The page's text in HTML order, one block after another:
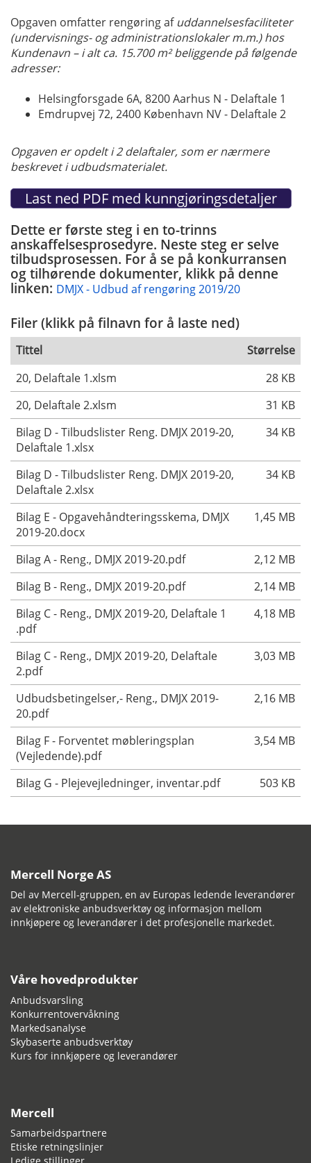
Opgaven omfatter rengøring af uddannelsesfaciliteter
(undervisnings- og administrationslokaler m.m.) hos
Kundenavn – i alt ca. 15.700 m² beliggende på følgende
adresser:
Helsingforsgade 6A, 8200 Aarhus N - Delaftale 1
Emdrupvej 72, 2400 København NV - Delaftale 2
Opgaven er opdelt i 2 delaftaler, som er nærmere
beskrevet i udbudsmaterialet.
Dette er første steg i en to-trinns
anskaffelsesprosedyre. Neste steg er selve
tilbudsprosessen. For å se på konkurransen
og tilhørende dokumenter, klikk på denne
linken: DMJX - Udbud af rengøring 2019/20
Filer (klikk på filnavn for å laste ned)
Tittel
Størrelse
20, Delaftale 1.xlsm
28 KB
20, Delaftale 2.xlsm
31 KB
Bilag D - Tilbudslister Reng. DMJX 2019-20,
Delaftale 1.xlsx
34 KB
Bilag D - Tilbudslister Reng. DMJX 2019-20,
Delaftale 2.xlsx
34 KB
Bilag E - Opgavehåndteringsskema, DMJX
2019-20.docx
1,45 MB
Bilag A - Reng., DMJX 2019-20.pdf
2,12 MB
Bilag B - Reng., DMJX 2019-20.pdf
2,14 MB
Bilag C - Reng., DMJX 2019-20, Delaftale 1
.pdf
4,18 MB
Bilag C - Reng., DMJX 2019-20, Delaftale
2.pdf
3,03 MB
Udbudsbetingelser,- Reng., DMJX 2019-
20.pdf
2,16 MB
Bilag F - Forventet møbleringsplan
(Vejledende).pdf
3,54 MB
Bilag G - Plejevejledninger, inventar.pdf 503 KB
Mercell Norge AS
Del av Mercell-gruppen, en av Europas ledende leverandører
av elektroniske anbudsverktøy og informasjon mellom
innkjøpere og leverandører i det profesjonelle markedet.
Våre hovedprodukter
Anbudsvarsling
Konkurrentovervåkning
Markedsanalyse
Skybaserte anbudsverktøy
Kurs for innkjøpere og leverandører
Mercell
Samarbeidspartnere
Etiske retningslinjer